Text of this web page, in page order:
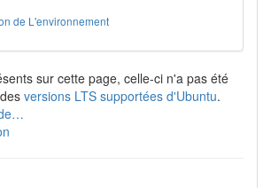
de L'environnement
sur cette page, celle-ci n'a pas été
versions LTS supportées d'Ubuntu.